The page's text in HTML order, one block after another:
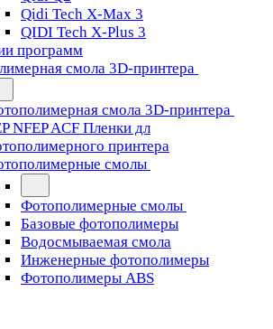
Qidi Tech X-Max 3
QIDI Tech X-Plus 3
программ
смола 3D-принтера
смола 3D-принтера
NFEP ACF Пленки дл
принтера
смолы
Фотополимерные смолы
Базовые фотополимеры
Водосмываемая смола
Инженерные фотополимеры
Фотополимеры ABS